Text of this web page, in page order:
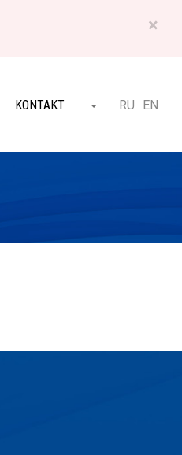
×
KONTAKT Otsi ET
RU EN